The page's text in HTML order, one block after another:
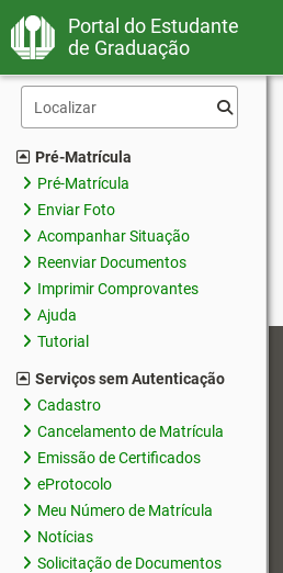
Portal do Estudante
de Graduação
Pré-Matrícula
Pré-Matrícula
Enviar Foto
Acompanhar Situação
Reenviar Documentos
Imprimir Comprovantes
Ajuda
Tutorial
Serviços sem Autenticação
Cadastro
Cancelamento de Matrícula
Emissão de Certificados
eProtocolo
Meu Número de Matrícula
Notícias
Solicitação de Documentos